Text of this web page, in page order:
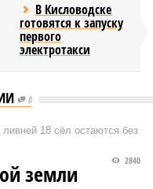
В Кисловодске
готовятся к запуску
первого
электротакси
0
18 сёл остаются без
2840
земли